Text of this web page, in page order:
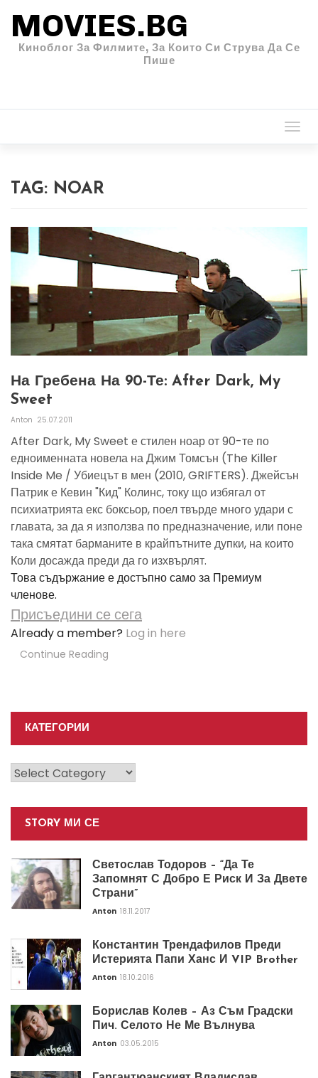
MOVIES.BG
Киноблог За Филмите, За Които Си Струва Да Се
Пише
TAG: NOAR
На Гребена На 90-Те: After Dark, My
Sweet
Anton 25.07.2011
After Dark, My Sweet е стилен ноар от 90-те по
едноименната новела на Джим Томсън (The Killer
Inside Me / Убиецът в мен (2010, GRIFTERS). Джейсън
Патрик е Кевин "Кид" Колинс, току що избягал от
психиатрията екс боксьор, поел твърде много удари с
главата, за да я използва по предназначение, или поне
така смятат барманите в крайпътните дупки, на които
Коли досажда преди да го изхвърлят.
Това съдържание е достъпно само за Премиум
членове.
Присъедини се сега
Already a member? Log in here
Continue Reading
КАТЕГОРИИ
Категории
STORY МИ СЕ
Светослав Тодоров – “Да Те
Запомнят С Добро Е Риск И За Двете
Страни”
Anton 18.11.2017
Константин Трендафилов Преди
Истерията Папи Ханс И VIP Brother
Anton 18.10.2016
Борислав Колев – Аз Съм Градски
Пич. Селото Не Ме Вълнува
Anton 03.05.2015